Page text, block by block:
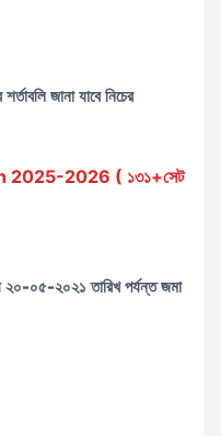
জানা যাবে নিচের
2026 ( ১৩১+সেট
২০-০৫-২০২১ তারিখ পর্যন্ত জমা